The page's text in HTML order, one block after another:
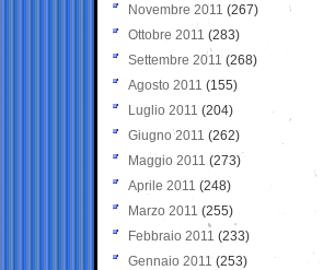
Novembre 2011 (267)
Ottobre 2011 (283)
Settembre 2011 (268)
Agosto 2011 (155)
Luglio 2011 (204)
Giugno 2011 (262)
Maggio 2011 (273)
Aprile 2011 (248)
Marzo 2011 (255)
Febbraio 2011 (233)
Gennaio 2011 (253)